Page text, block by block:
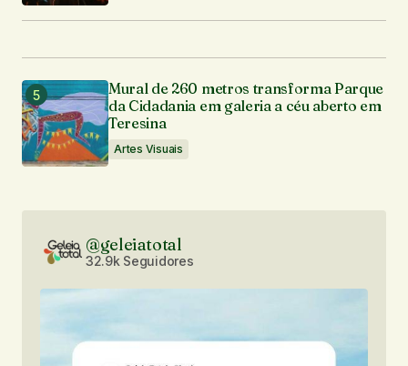
Mural de 260 metros transforma Parque
da Cidadania em galeria a céu aberto em
Teresina
Artes Visuais
@geleiatotal
32.9k Seguidores